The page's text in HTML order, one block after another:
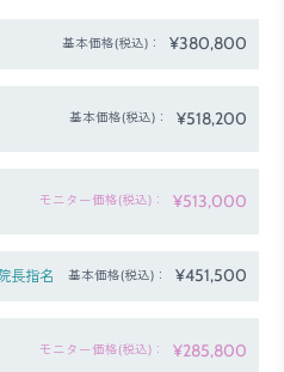
基本価格(税込)： ¥380,800
基本価格(税込)： ¥518,200
モニター価格(税込)： ¥513,000
長指名 基本価格(税込)： ¥451,500
モニター価格(税込)： ¥285,800